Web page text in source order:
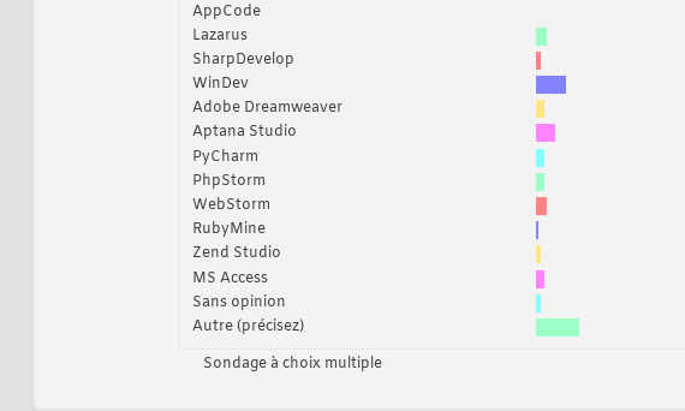
AppCode
Lazarus
SharpDevelop
WinDev
Adobe Dreamweaver
Aptana Studio
PyCharm
PhpStorm
WebStorm
RubyMine
Zend Studio
MS Access
Sans opinion
Autre (précisez)
Sondage à choix multiple